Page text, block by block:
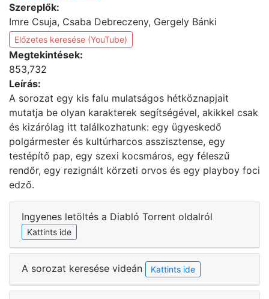
Szereplők:
Imre Csuja, Csaba Debreczeny, Gergely Bánki
Előzetes keresése (YouTube)
Megtekintések:
853,732
Leírás:
A sorozat egy kis falu mulatságos hétköznapjait
mutatja be olyan karakterek segítségével, akikkel csak
és kizárólag itt találkozhatunk: egy ügyeskedő
polgármester és kultúrharcos asszisztense, egy
testépítő pap, egy szexi kocsmáros, egy féleszű
rendőr, egy rezignált körzeti orvos és egy playboy foci
edző.
Ingyenes letöltés a Diabló Torrent oldalról
Kattints ide
A sorozat keresése videán Kattints ide